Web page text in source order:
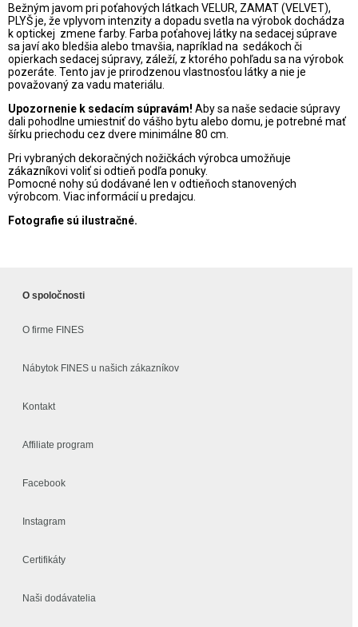
Bežným javom pri poťahových látkach VELUR, ZAMAT (VELVET),
PLYŠ je, že vplyvom intenzity a dopadu svetla na výrobok dochádza
k optickej zmene farby. Farba poťahovej látky na sedacej súprave
sa javí ako bledšia alebo tmavšia, napríklad na sedákoch či
opierkach sedacej súpravy, záleží, z ktorého pohľadu sa na výrobok
pozeráte. Tento jav je prirodzenou vlastnosťou látky a nie je
považovaný za vadu materiálu.
Upozornenie k sedacím súpravám! Aby sa naše sedacie súpravy
dali pohodlne umiestniť do vášho bytu alebo domu, je potrebné mať
šírku priechodu cez dvere minimálne 80 cm.
Pri vybraných dekoračných nožičkách výrobca umožňuje
zákazníkovi voliť si odtieň podľa ponuky.
Pomocné nohy sú dodávané len v odtieňoch stanovených
výrobcom. Viac informácií u predajcu.
Fotografie sú ilustračné.
O spoločnosti
O firme FINES
Nábytok FINES u našich zákazníkov
Kontakt
Affiliate program
Facebook
Instagram
Certifikáty
Naši dodávatelia